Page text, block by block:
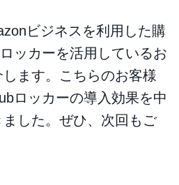
ビジネスを利用した購
ッカーを活用しているお
ます。こちらのお客様
ロッカーの導入効果を中
した。ぜひ、次回もご